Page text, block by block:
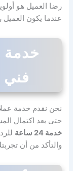
رضا العميل هو
عندما يكون العميل
خدمة
فني
نحن نقدم خدمة
حتى بعد اكتمال
خدمة 24 ساعة
والتأكد من أن